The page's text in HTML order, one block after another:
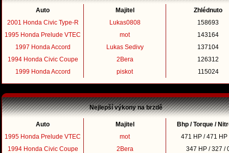
Auto Majitel
Zhlédnuto
2001 Honda Civic Type-R
Lukas0808
158693
1995 Honda Prelude VTEC
mot
143164
1997 Honda Accord
Lukas Sedivy
137104
1994 Honda Civic Coupe
2Bera
126312
1999 Honda Accord
piskot 115024
Nejlepší výkony na brzdě
Auto Majitel
Bhp / Torque /
1995 Honda Prelude VTEC
mot
471 HP / 471 HP
1994 Honda Civic Coupe
2Bera
347 HP / 327 /